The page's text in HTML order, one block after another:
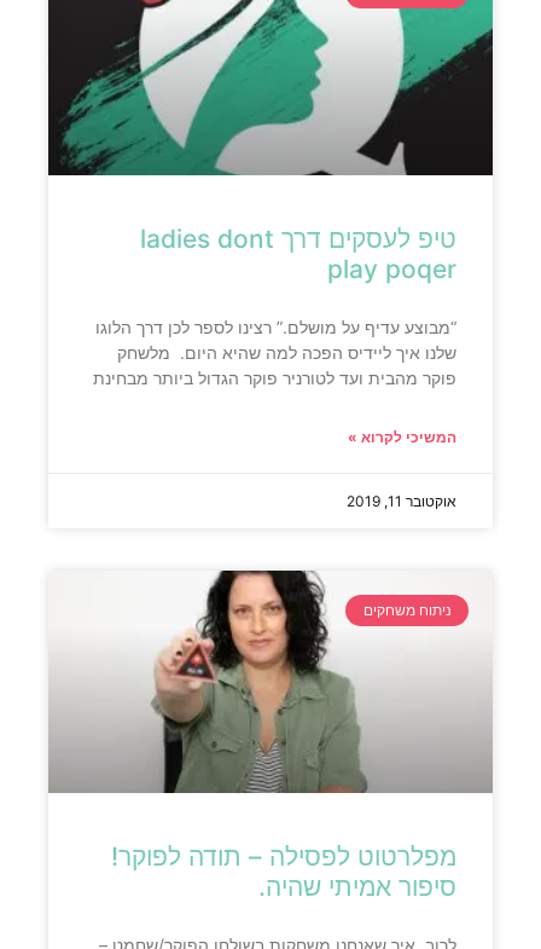
טיפ לעסקים דרך ladies dont
play poqer
“מבוצע עדיף על מושלם.” רצינו לספר לכן דרך הלוגו
שלנו איך ליידיס הפכה למה שהיא היום. מלשחק
פוקר מהבית ועד לטורניר פוקר הגדול ביותר מבחינת
המשיכי לקרוא »
אוקטובר 11, 2019
ניתוח משחקים
מפלרטוט לפסילה – תודה לפוקר!
סיפור אמיתי שהיה.
לרוב, איך שאנחנו משחקות בשולחן הפוקר/שחמט –